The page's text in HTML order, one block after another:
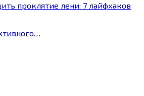
проклятие лени: 7 лайфхаков